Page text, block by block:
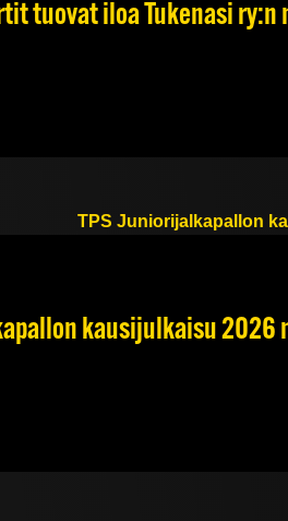
tuovat iloa Tukenasi
kausijulkaisu 2026